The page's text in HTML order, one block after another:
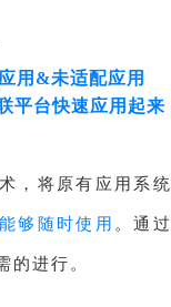
用&未适配应用
平台快速应用起来
，将原有应用系
够随时使用 。通
的进行。